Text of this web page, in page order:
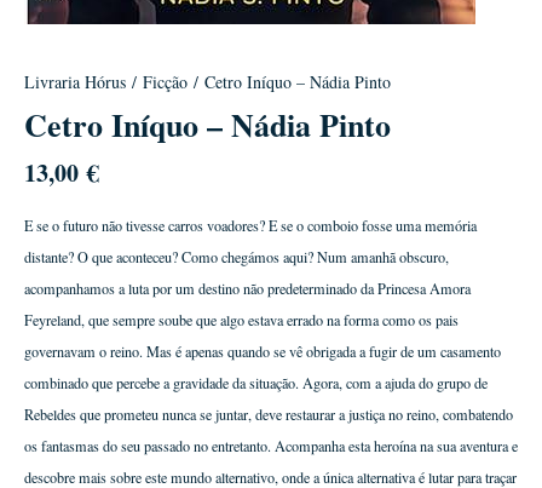
Livraria Hórus / Ficção / Cetro Iníquo – Nádia Pinto
Cetro Iníquo – Nádia Pinto
13,00€
E se o futuro não tivesse carros voadores? E se o comboio fosse uma memória
distante? O que aconteceu? Como chegámos aqui? Num amanhã obscuro,
acompanhamos a luta por um destino não predeterminado da Princesa Amora
Feyreland, que sempre soube que algo estava errado na forma como os pais
governavam o reino. Mas é apenas quando se vê obrigada a fugir de um casamento
combinado que percebe a gravidade da situação. Agora, com a ajuda do grupo de
Rebeldes que prometeu nunca se juntar, deve restaurar a justiça no reino, combatendo
os fantasmas do seu passado no entretanto. Acompanha esta heroína na sua aventura e
descobre mais sobre este mundo alternativo, onde a única alternativa é lutar para traçar